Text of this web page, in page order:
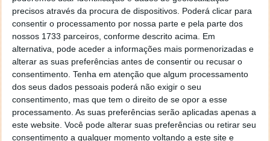
precisos através da procura de dispositivos. Poderá clicar para
consentir o processamento por nossa parte e pela parte dos
nossos 1733 parceiros, conforme descrito acima. Em
alternativa, pode aceder a informações mais pormenorizadas e
alterar as suas preferências antes de consentir ou recusar o
consentimento. Tenha em atenção que algum processamento
dos seus dados pessoais poderá não exigir o seu
consentimento, mas que tem o direito de se opor a esse
processamento. As suas preferências serão aplicadas apenas a
este website. Você pode alterar suas preferências ou retirar seu
consentimento a qualquer momento voltando a este site e
Desculpa mas o link funciona. Seja como for segue por mail
o MSn Messenger 8.
Responder
Vítor M.
@Rui
Tens de encontrar o que te falei. Faz da seguinte maneira,
janela iniciar e no topo dessa janela com o botão direito do
rato faz propriedades. Depois no separador Menu ‘Iniciar’
clica no botão ‘Personalizar’ aí encontrarás no separador